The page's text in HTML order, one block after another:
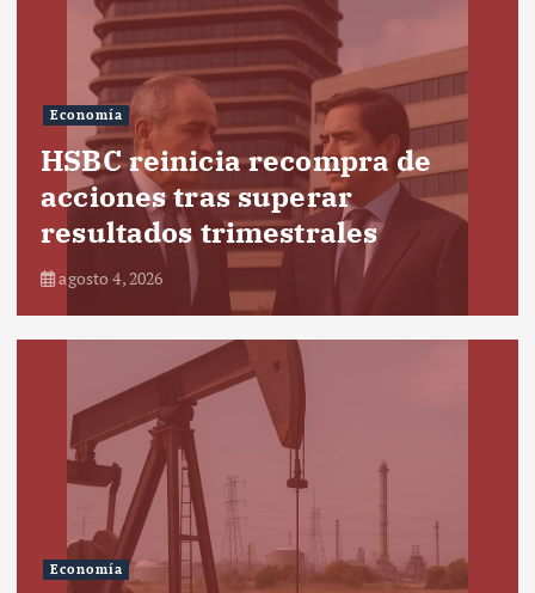
Economía
HSBC reinicia recompra de
acciones tras superar
resultados trimestrales
agosto 4, 2026
Economía